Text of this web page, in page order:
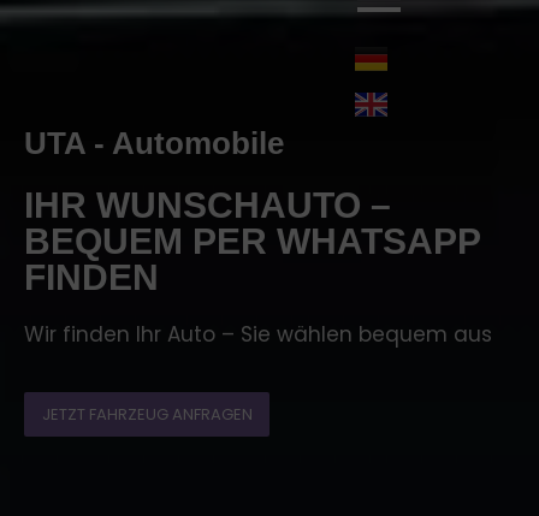
UTA - Automobile
IHR WUNSCHAUTO –
BEQUEM PER WHATSAPP
FINDEN
Wir finden Ihr Auto – Sie wählen bequem aus
JETZT FAHRZEUG ANFRAGEN